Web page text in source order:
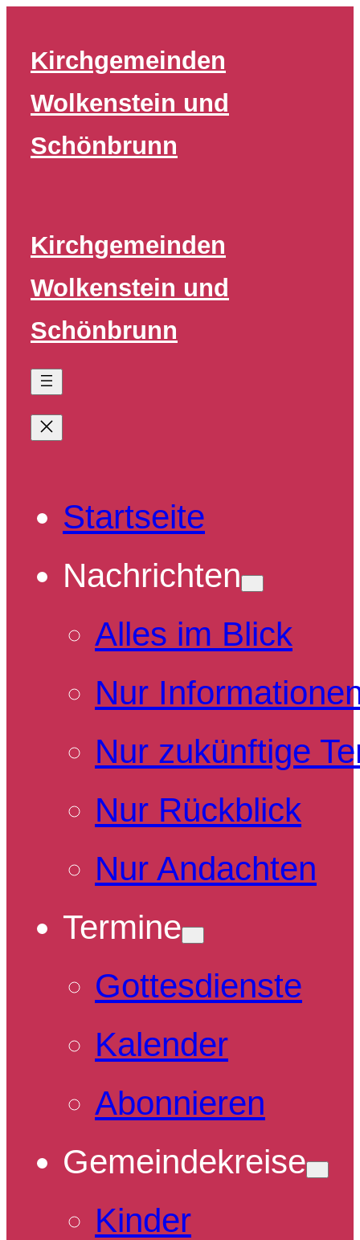
springen
Kirchgemeinden
Wolkenstein und
Schönbrunn
Kirchgemeinden
Wolkenstein und
Schönbrunn
Startseite
Nachrichten
Alles im Blick
Nur
Nur zukünftige
Nur Rückblick
Nur Andachten
Termine
Gottesdienste
Kalender
Abonnieren
Gemeindekreise
Kinder